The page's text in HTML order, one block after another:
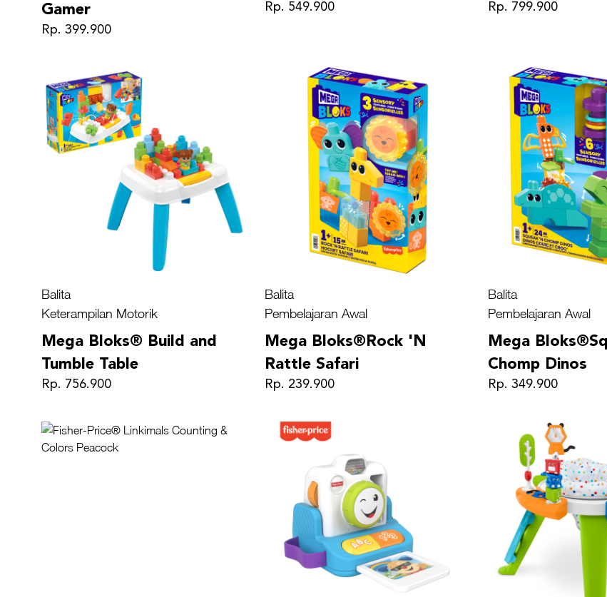
Gamer
Rp. 399.900
Rp. 549.900 Rp. 799.900
Balita
Keterampilan Motorik
Mega Bloks® Build and
Tumble Table
Rp. 756.900
Balita
Pembelajaran Awal
Mega Bloks®Rock 'N
Rattle Safari
Rp. 239.900
Balita
Pembelajaran Awal
Mega
Chomp Dinos
Rp. 349.900